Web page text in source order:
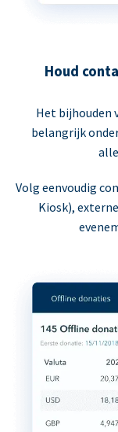
Houd
Het bijhouden
belangrijk
Volg eenvoudig
Kiosk),